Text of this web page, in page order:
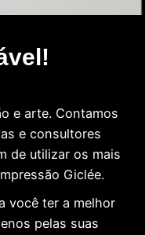
e arte. Contamos
e consultores
de utilizar os mais
Giclée.
você ter a melhor
pelas suas